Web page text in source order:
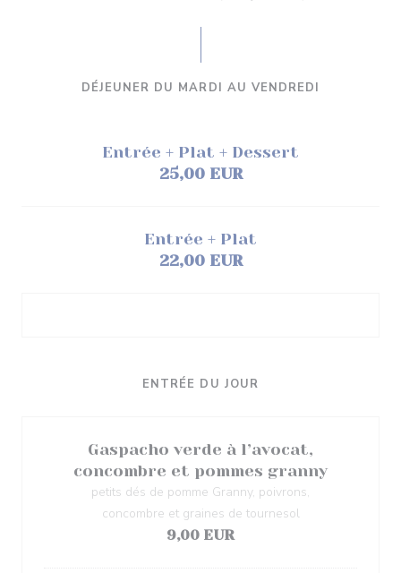
DÉJEUNER DU MARDI AU VENDREDI
Entrée + Plat + Dessert
25,00 EUR
Entrée + Plat
22,00 EUR
ENTRÉE DU JOUR
Gaspacho verde à l’avocat,
concombre et pommes granny
petits dés de pomme Granny, poivrons,
concombre et graines de tournesol
9,00 EUR